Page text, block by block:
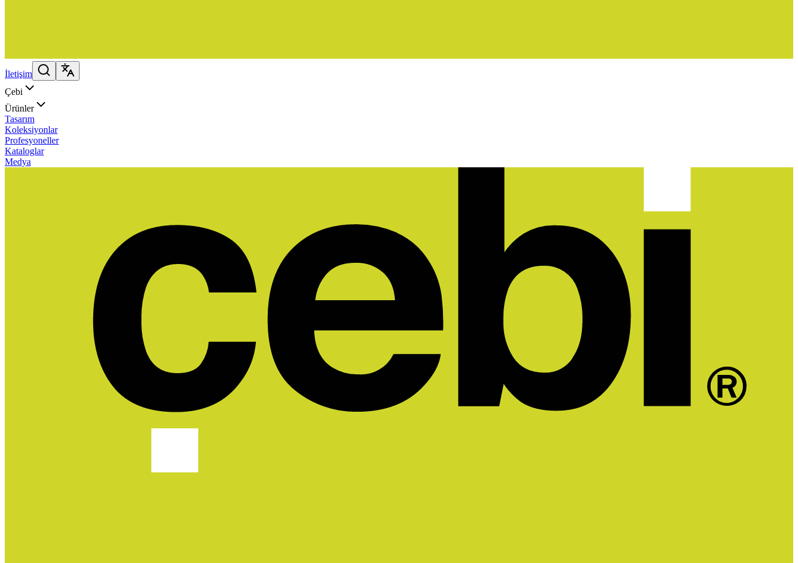
İletişim
Çebi
Ürünler
Tasarım
Koleksiyonlar
Profesyoneller
Kataloglar
Medya